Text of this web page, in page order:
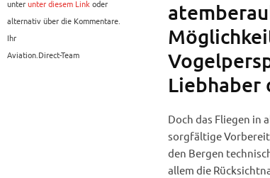
unterunter diesem Link oder
alternativ über die Kommentare.
Ihr
Aviation.Direct-Team
Doch das Fliegen in
sorgfältige
den Bergen
allem die